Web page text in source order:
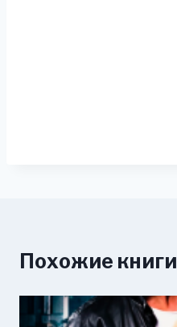
Похожие книги